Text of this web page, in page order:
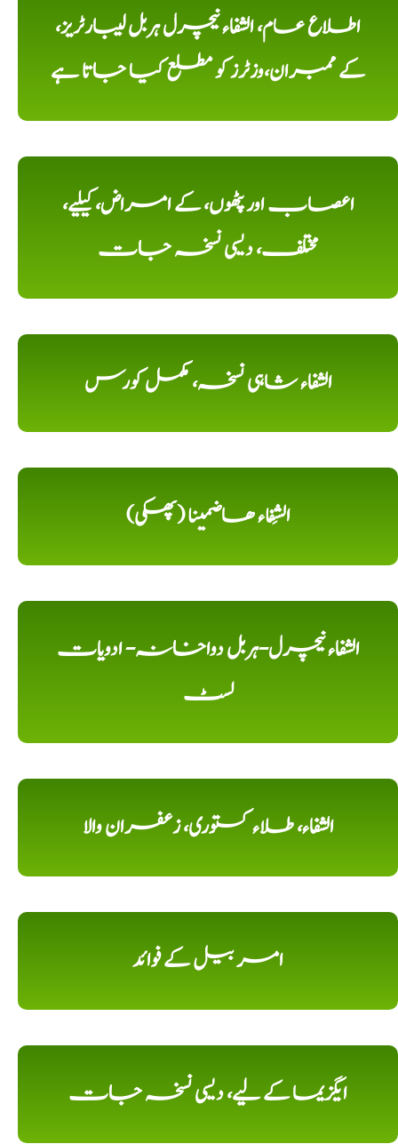
اطلاع عام، الشفاء نیچرل ہربل لیبارٹریز،
کے ممبران،وزٹرز کو مطلع کیا جاتا ہے
اعصاب اور پٹھوں، کے امراض، کیلیے،
مختلف، دیسی نسخہ جات
الشفاء شاہی نسخہ، مکمل کورس
الشِفاء ھاضمینا (پھکی)
الشفاء نیچرل-ہربل دواخانہ- ادویات
لسٹ
الشفاء، طلاء کستوری، زعفران والا
امر بیل کے فوائد
ایگزیما کے لیے، دیسی نسخہ جات